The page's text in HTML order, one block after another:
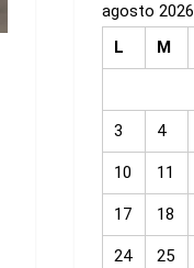
agosto 2026
L
M
3 4
10 11
17 18
24 25